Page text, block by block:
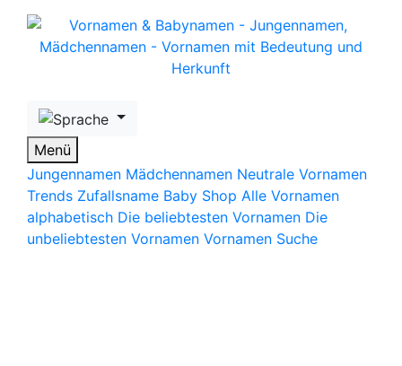
Skip to main content
Menü
Jungennamen Mädchennamen Neutrale Vornamen
Trends Zufallsname Baby Shop Alle Vornamen
alphabetisch Die beliebtesten Vornamen Die
unbeliebtesten Vornamen Vornamen Suche